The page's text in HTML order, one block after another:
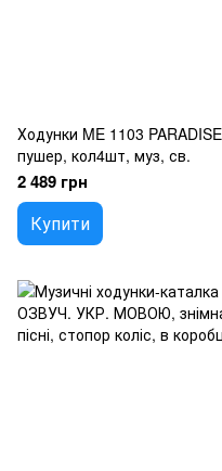
Ходунки ME 1103
пушер, кол4шт, муз, св.
2 489 грн
Купити